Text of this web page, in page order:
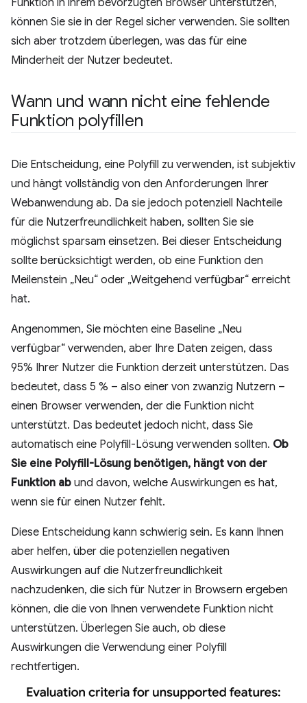
Funktion in ihrem bevorzugten Browser unterstützen,
können Sie sie in der Regel sicher verwenden. Sie sollten
sich aber trotzdem überlegen, was das für eine
Minderheit der Nutzer bedeutet.
Wann und wann nicht eine fehlende
Funktion polyfillen
Die Entscheidung, eine Polyfill zu verwenden, ist subjektiv
und hängt vollständig von den Anforderungen Ihrer
Webanwendung ab. Da sie jedoch potenziell Nachteile
für die Nutzerfreundlichkeit haben, sollten Sie sie
möglichst sparsam einsetzen. Bei dieser Entscheidung
sollte berücksichtigt werden, ob eine Funktion den
Meilenstein „Neu“ oder „Weitgehend verfügbar“ erreicht
hat.
Angenommen, Sie möchten eine Baseline „Neu
verfügbar“ verwenden, aber Ihre Daten zeigen, dass
95% Ihrer Nutzer die Funktion derzeit unterstützen. Das
bedeutet, dass 5 % – also einer von zwanzig Nutzern –
einen Browser verwenden, der die Funktion nicht
unterstützt. Das bedeutet jedoch nicht, dass Sie
automatisch eine Polyfill-Lösung verwenden sollten. Ob
Sie eine Polyfill-Lösung benötigen, hängt von der
Funktion ab und davon, welche Auswirkungen es hat,
wenn sie für einen Nutzer fehlt.
Diese Entscheidung kann schwierig sein. Es kann Ihnen
aber helfen, über die potenziellen negativen
Auswirkungen auf die Nutzerfreundlichkeit
nachzudenken, die sich für Nutzer in Browsern ergeben
können, die die von Ihnen verwendete Funktion nicht
unterstützen. Überlegen Sie auch, ob diese
Auswirkungen die Verwendung einer Polyfill
rechtfertigen.